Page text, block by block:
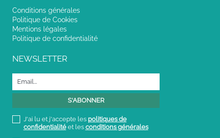
Conditions générales
Politique de Cookies
Mentions légales
Politique de confidentialité
NEWSLETTER
J'ai lu et j'accepte les politiques de
confidentialitéet les conditions générales